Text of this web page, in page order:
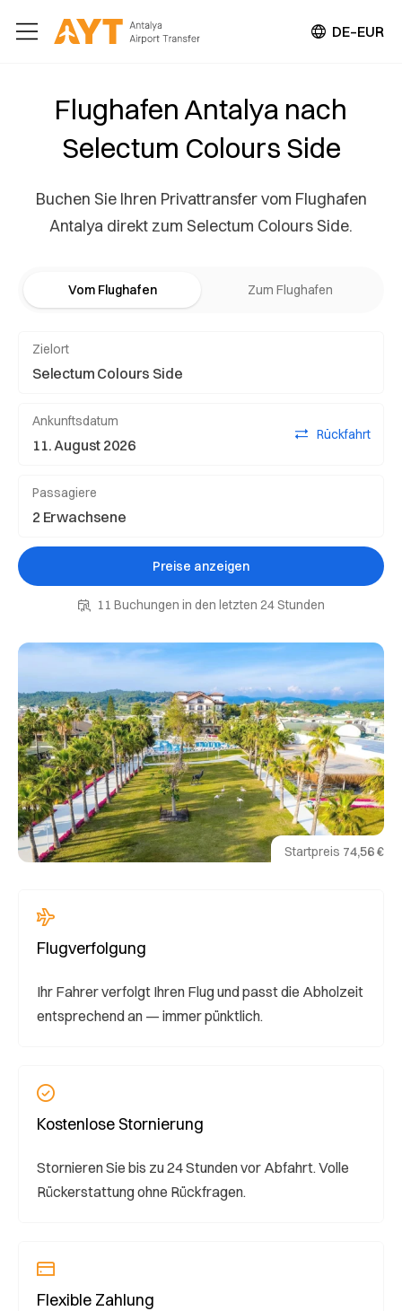
DE–EUR
Flughafen Antalya nach
Selectum Colours Side
Buchen Sie Ihren Privattransfer vom Flughafen
Antalya direkt zum Selectum Colours Side.
Startpreis 74,56 €
Vom Flughafen Zum Flughafen
Zielort
Ankunftsdatum
Rückfahrt
Passagiere
Preise anzeigen
11 Buchungen in den letzten 24 Stunden
Flugverfolgung
Ihr Fahrer verfolgt Ihren Flug und passt die Abholzeit
entsprechend an — immer pünktlich.
Kostenlose Stornierung
Stornieren Sie bis zu 24 Stunden vor Abfahrt. Volle
Rückerstattung ohne Rückfragen.
Flexible Zahlung